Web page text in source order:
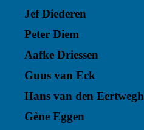
Jef Diederen
Peter Diem
Aafke Driessen
Guus van Eck
Hans van den Eertwegh
Gène Eggen